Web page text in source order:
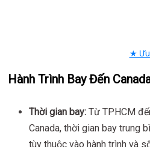
★ Ưu
Hành Trình Bay Đến
Thời gian bay: Từ TPHCM
Canada, thời gian bay trung
tùy thuộc vào hành trình và